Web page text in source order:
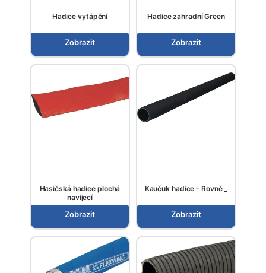
Hadice vytápění
Zobrazit
Hadice zahradní Green
Zobrazit
Hasičská hadice plochá
navíjecí
Zobrazit
Kaučuk hadice – Rovně _
Zobrazit